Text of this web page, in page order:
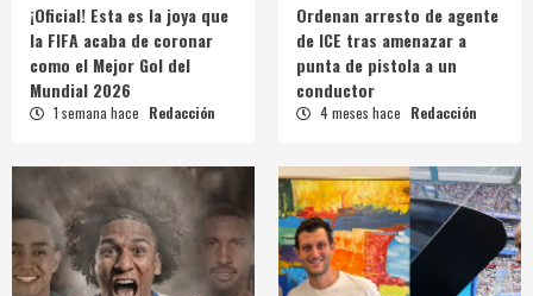
¡Oficial! Esta es la joya que
la FIFA acaba de coronar
como el Mejor Gol del
Mundial 2026
1 semana hace Redacción
Ordenan arresto de agente
de ICE tras amenazar a
punta de pistola a un
conductor
4 meses hace Redacción